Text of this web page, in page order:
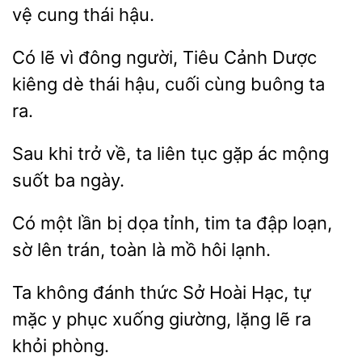
vệ cung thái hậu.
Có lẽ đông
Tiêu Cảnh Dược
kiêng dè thái hậu,
cùng buông ta
ra.
Sau khi trở ta liên tục gặp
mộng
ba ngày.
Có một lần
dọa tỉnh, tim ta đập
sờ lên trán,
là mồ hôi lạnh.
không đánh thức Sở
Hạc, tự
mặc
phục xuống giường, lặng lẽ ra
khỏi phòng.